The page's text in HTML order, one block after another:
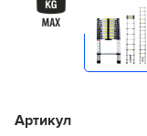
Артикул